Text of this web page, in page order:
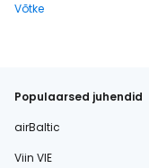
Võtke
Populaarsed juhendid
airBaltic
Viin VIE